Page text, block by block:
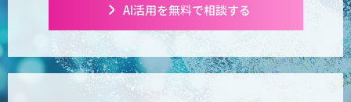
AI活用を無料で相談する